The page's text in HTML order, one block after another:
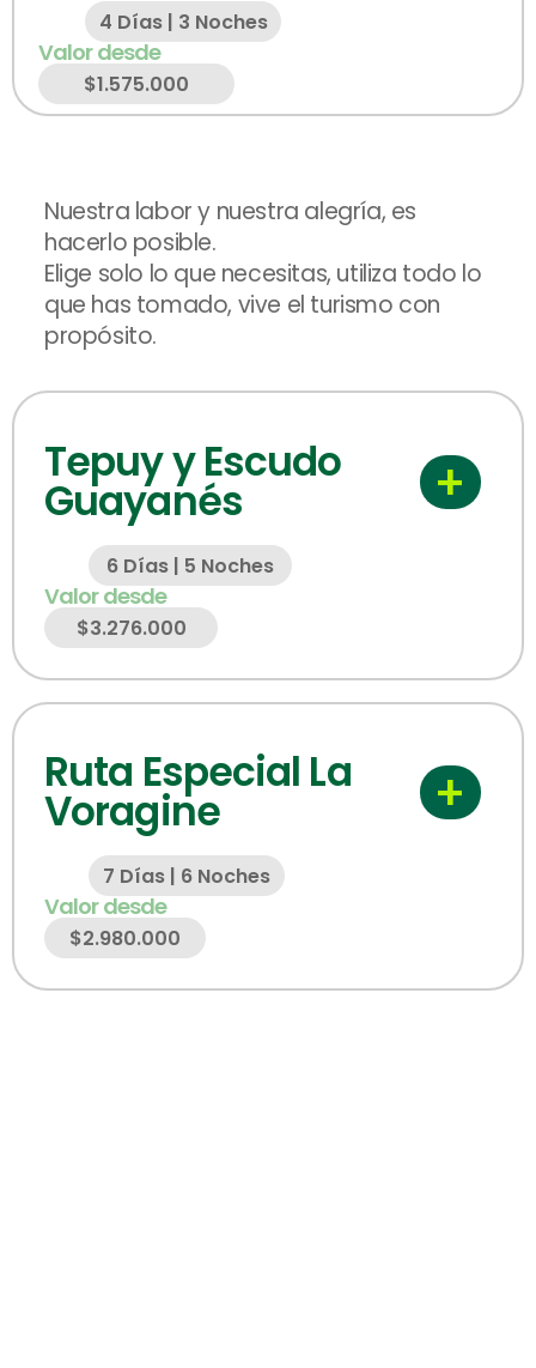
4 Días | 3 Noches
Valor desde
$1.575.000
Nuestra labor y nuestra alegría, es
hacerlo posible.
Elige solo lo que necesitas, utiliza todo lo
que has tomado, vive el turismo con
propósito.
Tepuy y Escudo
Guayanés +
6 Días | 5 Noches
Valor desde
$3.276.000
Ruta Especial La
Voragine +
7 Días | 6 Noches
Valor desde
$2.980.000